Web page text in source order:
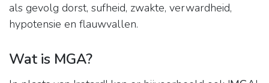
als gevolg dorst, sufheid, zwakte, verwardheid,
hypotensie en flauwvallen.
Wat is MGA?